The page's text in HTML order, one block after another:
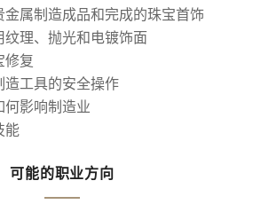
金属制造成品和完成的珠宝首饰
纹理、抛光和电镀饰面
修复
造工具的安全操作
何影响制造业
能
可能的职业方向